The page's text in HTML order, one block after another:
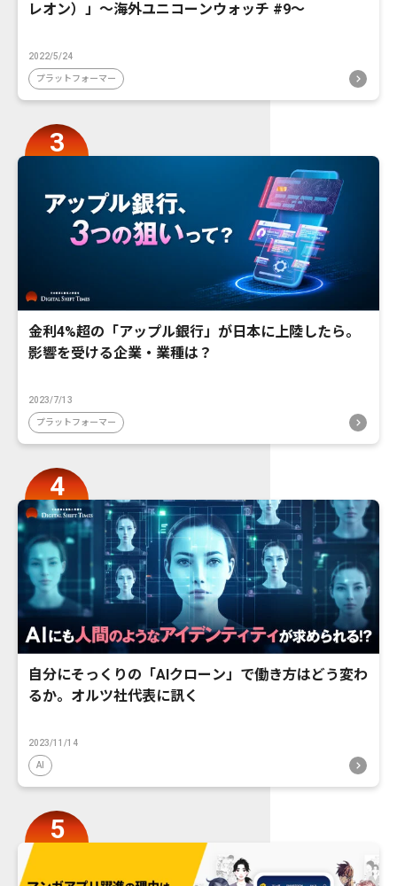
レオン）」〜海外ユニコーンウォッチ #9〜
2022/5/24
プラットフォーマー
金利4%超の「アップル銀行」が日本に上陸したら。
影響を受ける企業・業種は？
2023/7/13
プラットフォーマー
自分にそっくりの「AIクローン」で働き方はどう変わ
るか。オルツ社代表に訊く
2023/11/14
AI